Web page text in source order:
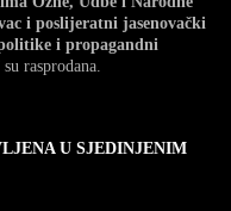
i poslijeratni jasenovački
i propagandni
su rasprodana.
U SJEDINJENIM